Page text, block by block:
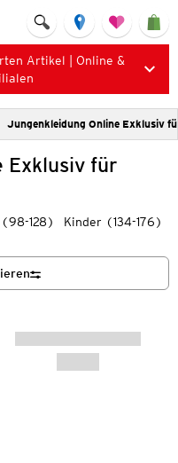
Artikel | Online &
Jungenkleidung Online Exklusiv
Exklusiv für
128) Kinder (134-176)